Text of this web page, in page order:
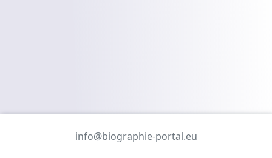
info@biographie-portal.eu